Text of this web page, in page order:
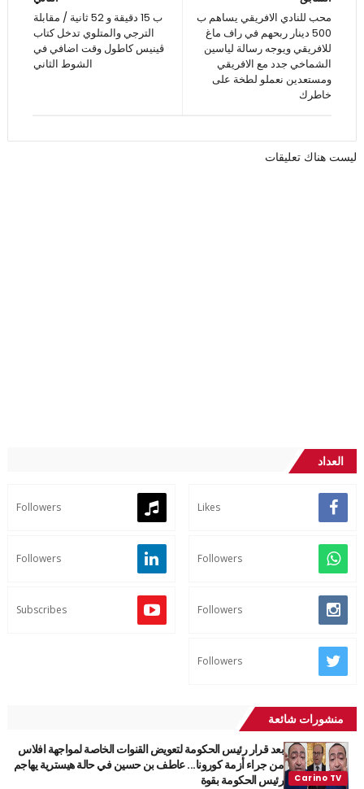
ب 15 دقيقة و 52 ثانية / مقابلة
الترجي والمتلوي تدخل كتاب
ڨينيس كاطول وقت اضافي في
الشوط الثاني
محب للنادي الافريقي يساهم ب
500 دينار ربحهم في راف ماغ
للافريقي ويوجه رسالة لياسين
الشماخي جدد مع الافريقي
ومستعدين نعملو لطخة على
خاطرك
ليست هناك تعليقات
العداد
Likes
Followers
Followers
Followers
Followers
Subscribes
Followers
منشورات شائعة
بعد قرار رئيس الحكومة لتعويض القنوات الخاصة لمواجهة افلاس
من جراء أزمة كورونا... عاطف بن حسين في حالة هيسترية يهاجم
رئيس الحكومة بقوة